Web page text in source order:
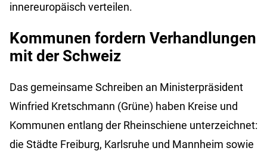
innereuropäisch verteilen.
Kommunen fordern Verhandlungen
mit der Schweiz
Das gemeinsame Schreiben an Ministerpräsident
Winfried Kretschmann (Grüne) haben Kreise und
Kommunen entlang der Rheinschiene unterzeichnet:
die Städte Freiburg, Karlsruhe und Mannheim sowie